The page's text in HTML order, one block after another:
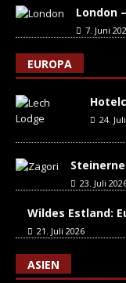
London
7. Juni
EUROPA
24.
23. Juli
Wildes Estland:
21. Juli 2026
ASIEN